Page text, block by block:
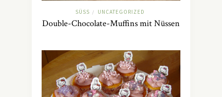
SÜSS / UNCATEGORIZED
Double-Chocolate-Muffins mit Nüssen